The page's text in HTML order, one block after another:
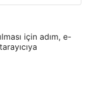
için adım, e-